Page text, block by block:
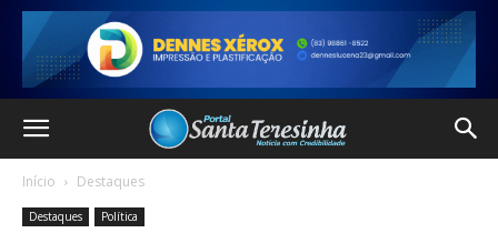
Início Destaques
Destaques Política